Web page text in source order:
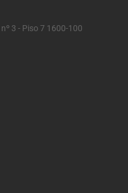
3 - Piso 7 1600-100